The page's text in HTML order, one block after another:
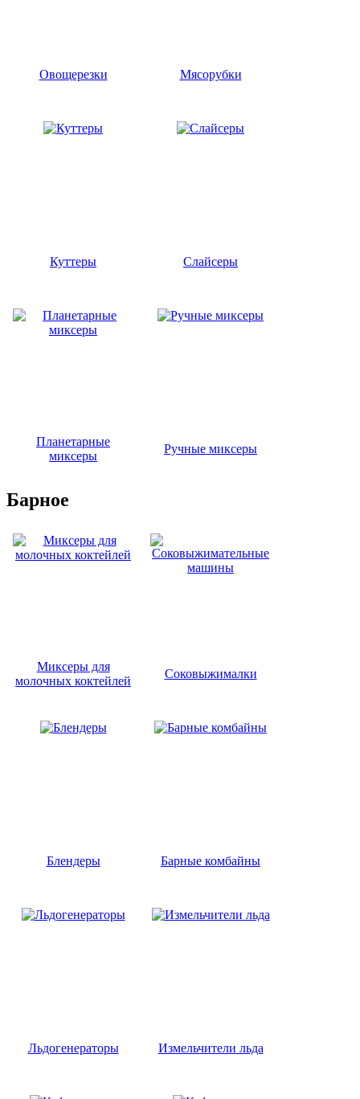
Овощерезки Мясорубки
Куттеры Слайсеры
Планетарные
миксеры
Ручные миксеры
Барное
Миксеры для
молочных коктейлей
Соковыжималки
Блендеры Барные комбайны
Льдогенераторы Измельчители льда